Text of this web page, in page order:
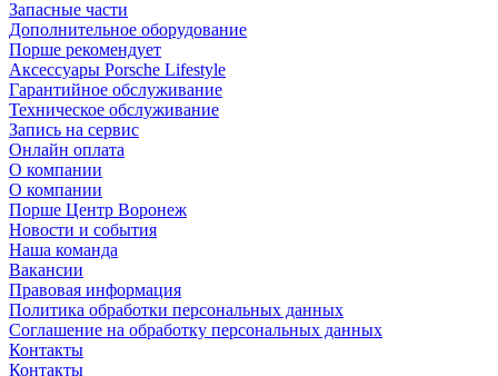
Запасные части
Дополнительное оборудование
Порше рекомендует
Аксессуары Porsche Lifestyle
Гарантийное обслуживание
Техническое обслуживание
Запись на сервис
Онлайн оплата
О компании
О компании
Порше Центр Воронеж
Новости и события
Наша команда
Вакансии
Правовая информация
Политика обработки персональных данных
Соглашение на обработку персональных данных
Контакты
Контакты